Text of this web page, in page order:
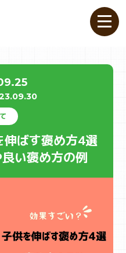
ばす褒め方4選
い褒め方の例